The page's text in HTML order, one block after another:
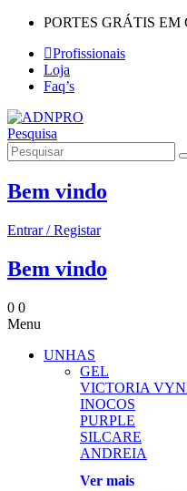
PORTES GRÁTIS EM
Profissionais
Loja
Faq’s
Pesquisa
Bem vindo
Entrar / Registar
Bem vindo
0 0
Menu
UNHAS
GEL
VICTORIA
INOCOS
PURPLE
SILCARE
ANDREIA
Ver mais